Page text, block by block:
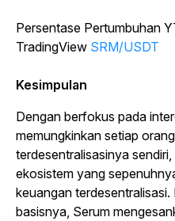
Persentase Pertumbuhan
TradingView SRM/USDT
Kesimpulan
Dengan berfokus pada
memungkinkan setiap
terdesentralisasinya
ekosistem yang
keuangan
basisnya, Serum